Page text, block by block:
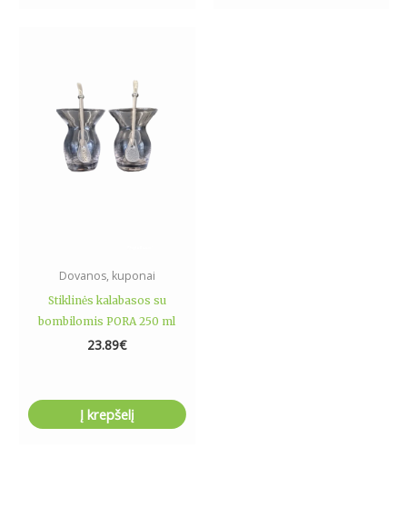
Dovanos, kuponai
Stiklinės kalabasos su
bombilomis PORA 250 ml
23.89€
Į krepšelį